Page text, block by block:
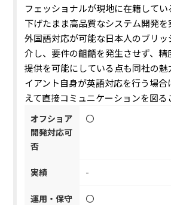
フェッショナルが現地に在籍して
下げたまま高品質なシステム開発を
外国語対応が可能な日本人のブリ
介し、要件の齟齬を発生させず、精
提供を可能にしている点も同社の魅
イアント自身が英語対応を行う場
えて直接コミュニケーションを図る
オフショア
開発対応可
否
〇
実績 -
運用・保守 〇